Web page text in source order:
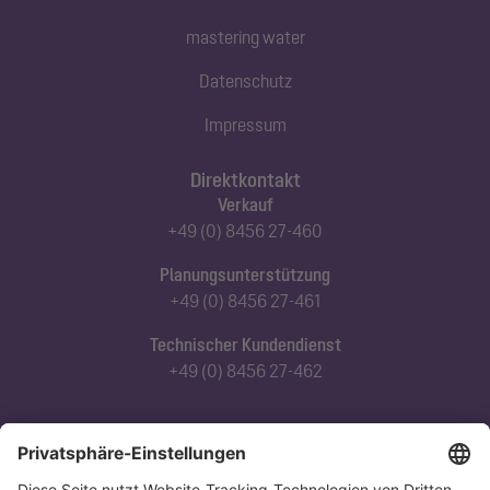
Direktkontakt
Verkauf
+49 (0) 8456 27-460
Planungsunterstützung
+49 (0) 8456 27-461
Technischer Kundendienst
+49 (0) 8456 27-462
Abonnieren Sie unseren Newsletter
Jetzt anmelden
mastering water
Datenschutz
Impressum